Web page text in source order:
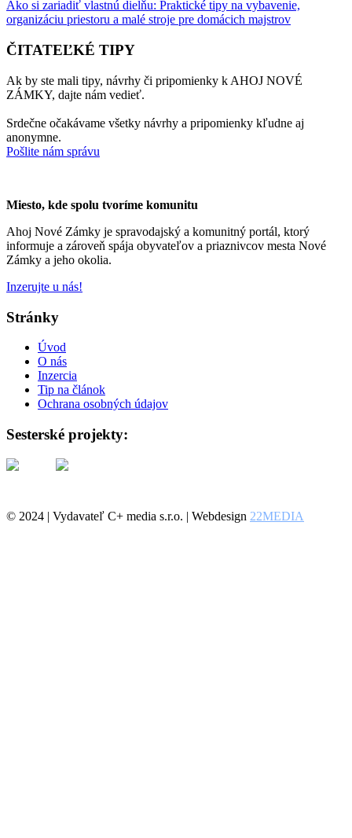
Ako si zariadiť vlastnú dielňu: Praktické tipy na vybavenie,
organizáciu priestoru a malé stroje pre domácich majstrov
ČITATEĽKÉ TIPY
Ak by ste mali tipy, návrhy či pripomienky k AHOJ NOVÉ
ZÁMKY, dajte nám vedieť.
Srdečne očakávame všetky návrhy a pripomienky kľudne aj
anonymne.
Pošlite nám správu
Miesto, kde spolu tvoríme komunitu
Ahoj Nové Zámky je spravodajský a komunitný portál, ktorý
informuje a zároveň spája obyvateľov a priaznivcov mesta Nové
Zámky a jeho okolia.
Inzerujte u nás!
Stránky
Úvod
O nás
Inzercia
Tip na článok
Ochrana osobných údajov
Sesterské projekty:
© 2024 | Vydavateľ C+ media s.r.o. | Webdesign 22MEDIA